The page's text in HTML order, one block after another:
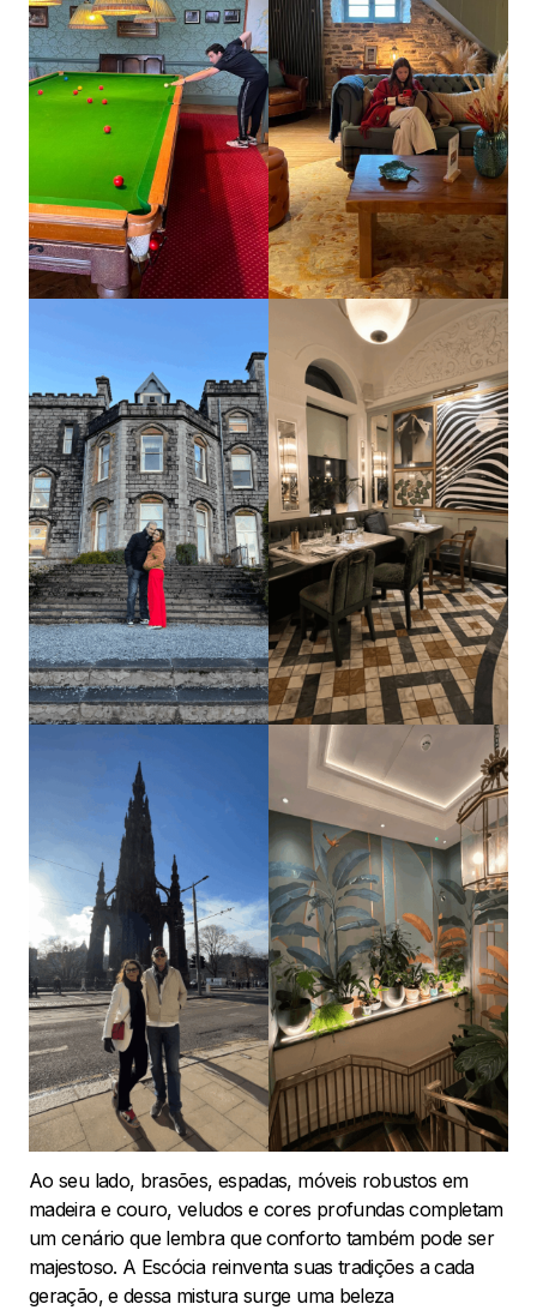
Ao seu lado, brasões, espadas, móveis robustos em
madeira e couro, veludos e cores profundas completam
um cenário que lembra que conforto também pode ser
majestoso. A Escócia reinventa suas tradições a cada
geração, e dessa mistura surge uma beleza